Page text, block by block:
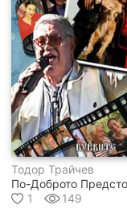
Тодор Трайчев
По-Доброто
1
149